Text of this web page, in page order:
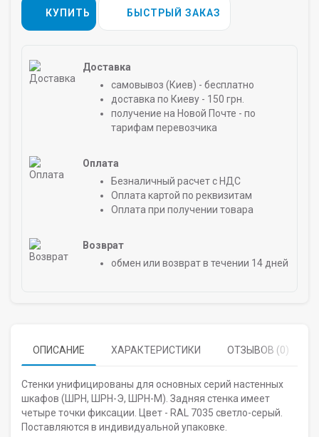
КУПИТЬ БЫСТРЫЙ ЗАКАЗ
Доставка
самовывоз (Киев) - бесплатно
доставка по Киеву - 150 грн.
получение на Новой Почте - по
тарифам перевозчика
Оплата
Безналичный расчет с НДС
Оплата картой по реквизитам
Оплата при получении товара
Возврат
обмен или возврат в течении 14 дней
ОПИСАНИЕ ХАРАКТЕРИСТИКИ ОТЗЫВОВ (0)
Стенки унифицированы для основных серий настенных
шкафов (ШРН, ШРН-Э, ШРН-М). Задняя стенка имеет
четыре точки фиксации. Цвет - RAL 7035 светло-серый.
Поставляются в индивидуальной упаковке.